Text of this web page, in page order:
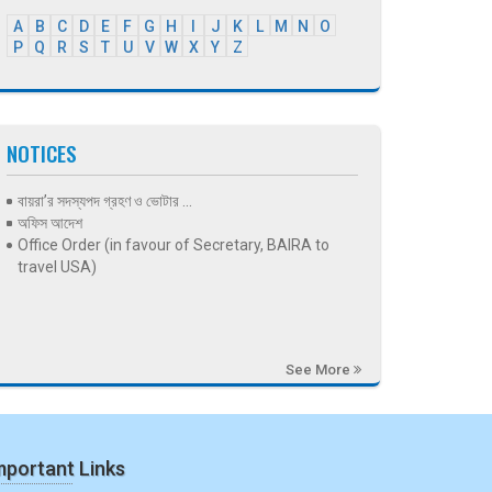
A B C D E F G H J K L M N
O
P
Q R S T U V W X Y Z
NOTICES
বায়রা’র সদস্যপদ গ্রহণ ও ভোটার ...
অফিস আদেশ
Office Order (in favour of Secretary, BAIRA to
travel USA)
See More
Links